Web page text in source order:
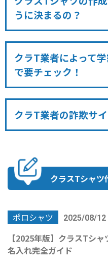
うに決まるの？
クラT業者によって
で要チェック！
クラT業者の詐欺サ
クラスTシャツ
ポロシャツ 2025/08/12
【2025年版】クラスTシ
名入れ完全ガイド